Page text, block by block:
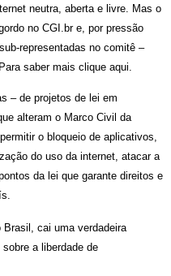
neutra, aberta e livre. Mas o
no CGI.br e, por pressão
representadas no comitê –
saber mais clique aqui.
– de projetos de lei em
alteram o Marco Civil da
o bloqueio de aplicativos,
do uso da internet, atacar a
da lei que garante direitos e
cai uma verdadeira
a liberdade de